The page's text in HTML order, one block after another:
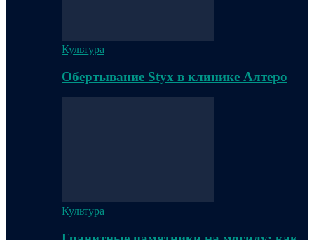
Культура
Обертывание Styx в клинике Алтеро
Культура